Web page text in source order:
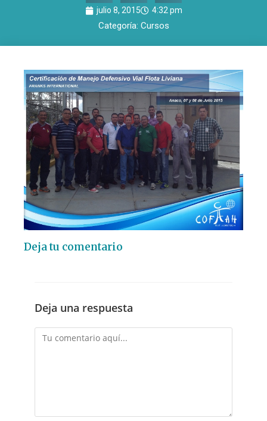
julio 8, 2015 4:32 pm
Categoría: Cursos
Deja tu comentario
Deja una respuesta